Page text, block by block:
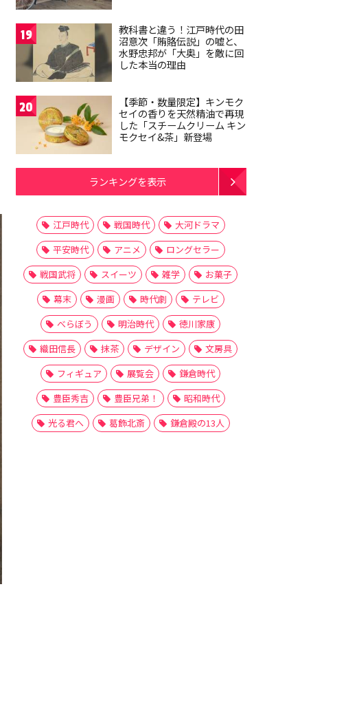
19
教科書と違う！江戸時代の田
沼意次「賄賂伝説」の嘘と、
水野忠邦が「大奥」を敵に回
した本当の理由
20
【季節・数量限定】キンモク
セイの香りを天然精油で再現
した「スチームクリーム キン
モクセイ&茶」新登場
ランキングを表示
江戸時代 戦国時代
大河ドラマ
平安時代
アニメ
ロングセラー
戦国武将
スイーツ 雑学
お菓子
幕末
漫画 時代劇
テレビ
べらぼう
明治時代
徳川家康
織田信長
抹茶 デザイン
文房具
フィギュア
展覧会
鎌倉時代
豊臣秀吉
豊臣兄弟！
昭和時代
光る君へ
葛飾北斎 鎌倉殿の13人